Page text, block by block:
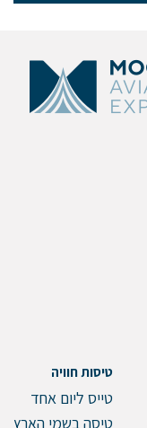
טיסות חוויה
טייס ליום אחד
טיסה בשמי הארץ